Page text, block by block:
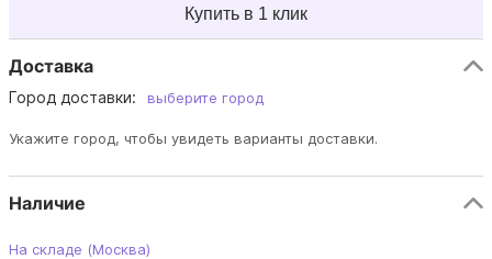
Купить в 1 клик
Доставка
Город доставки: выберите город
Укажите город, чтобы увидеть варианты доставки.
Наличие
На складе (Москва)